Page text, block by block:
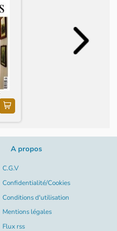
A propos
C.G.V
Confidentialité/Cookies
Conditions d'utilisation
Mentions légales
Flux rss